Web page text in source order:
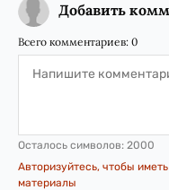
Добавить
Всего комментариев: 0
Осталось символов: 2000
Авторизуйтесь, чтобы
материалы